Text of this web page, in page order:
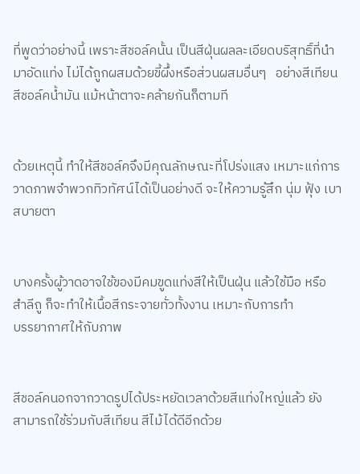
ที่พูดว่าอย่างนี้ เพราะสีชอล์คนั้น เป็นสีฝุ่นผลละเอียดบริสุทธิ์ที่นำ
มาอัดแท่ง ไม่ได้ถูกผสมด้วยขี้ผึ้งหรือส่วนผสมอื่นๆ อย่างสีเทียน
สีชอล์คน้ำมัน แม้หน้าตาจะคล้ายกันก็ตามที
ด้วยเหตุนี้ ทำให้สีชอล์คจึงมีคุณลักษณะที่โปร่งแสง เหมาะแก่การ
วาดภาพจำพวกทิวทัศน์ได้เป็นอย่างดี จะให้ความรู้สึก นุ่ม ฟุ้ง เบา
สบายตา
บางครั้งผู้วาดอาจใช้ของมีคมขูดแท่งสีให้เป็นฝุ่น แล้วใช้มือ หรือ
สำลีถู ก็จะทำให้เนื้อสีกระจายทั่วทั้งงาน เหมาะกับการทำ
บรรยากาศให้กับภาพ
สีชอล์คนอกจากวาดรูปได้ประหยัดเวลาด้วยสีแท่งใหญ่แล้ว ยัง
สามารถใช้ร่วมกับสีเทียน สีไม้ได้ดีอีกด้วย